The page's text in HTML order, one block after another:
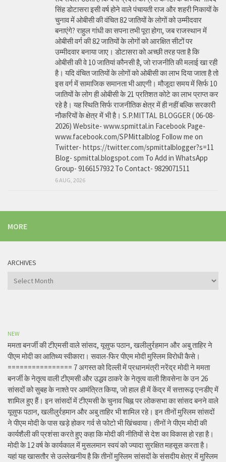
सिंह डोटासरा इसी वर्ष होने वाले पंचायती राज और शहरी निकायों के
चुनाव में ओबीसी की वंचित 82 जातियों के लोगों को उम्मीदवार
बनाएंगे? राहुल गांधी का सपना तभी पूरा होगा, जब राजस्थान में
ओबीसी वर्ग की 82 जातियों के लोगों को आरक्षित सीटों पर
उम्मीदवार बनाया जाए। डोटासरा को अच्छी तरह पता है कि
ओबीसी की वे 10 जातियां कौनसी है, जो राजनीति की मलाई खा रही
है। यदि वंचित जातियों के लोगों को ओबीसी का लाभ दिया जाता है तो
इस वर्ग में सामाजिक समानता भी आएगी। मौजूदा समय में सिर्फ 10
जातियों के लोग ही ओबीसी के 21 प्रतिशत कोटे का लाभ प्राप्त कर
रहे है। यह स्थिति सिर्फ राजनीतिक क्षेत्र में ही नहीं बल्कि सरकारी
नौकरियों के क्षेत्र में भी है। S.P.MITTAL BLOGGER ( 06-08-
2026) Website- www.spmittal.in Facebook Page-
www.facebook.com/SPMittalblog Follow me on
Twitter- https://twitter.com/spmittalblogger?s=11
Blog- spmittal.blogspot.com To Add in WhatsApp
Group- 9166157932 To Contact- 9829071511
6 AUG, 2026
MORE
ARCHIVES
Archives
NEW
ममता बनर्जी की टीएमसी वाले सांसद, यूसुफ पठान, खलीलुर्रहमान और अबु ताहिर ने
पीएम मोदी का आतिथ्य स्वीकारा। सवाल-फिर पीएम मोदी मुस्लिम विरोधी कैसे।
================ 7 अगस्त को दिल्ली में प्रधानमंत्री नरेंद्र मोदी ने ममता
बनर्जी के नेतृत्व वाली टीएमसी और उद्धव ठाकरे के नेतृत्व वाली शिवसेना के उन 26
सांसदों को सुबह के नाश्ते पर आमंत्रित किया, जो हाल ही में केंद्र में सत्तारूढ़ एनडीए में
शामिल हुए हैं। इन सांसदों में टीएमसी के चुनाव चिह्न पर लोकसभा का सांसद बनने वाले
यूसुफ पठान, खलीलुर्रहमान और अबु ताहिर भी शामिल रहे। इन तीनों मुस्लिम सांसदों
ने पीएम मोदी के पास खड़े होकर गर्व से फोटो भी खिंचवाया। तीनों ने पीएम मोदी की
कार्यशैली की प्रशंसा करते हुए कहा कि मोदी की नीतियों से देश का विकास हो रहा है।
मोदी के 12 वर्ष के कार्यकाल में मुसलमान स्वयं को ज्यादा सुरक्षित महसूस करता है।
यहां यह खासतौर से उल्लेखनीय है कि तीनों मुस्लिम सांसदों के संसदीय क्षेत्र में मुस्लिम